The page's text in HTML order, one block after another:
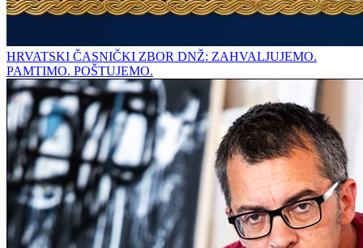
HRVATSKI ČASNIČKI ZBOR DNŽ: ZAHVALJUJEMO.
PAMTIMO. POŠTUJEMO.